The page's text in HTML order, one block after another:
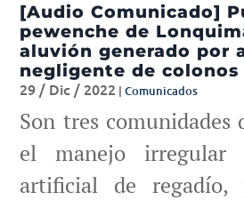
[Audio Comunicado]
pewenche de
aluvión generado por
negligente de colonos
29 / Dic / 2022 |Comunicados
Son tres comunidades
el manejo
artificial de